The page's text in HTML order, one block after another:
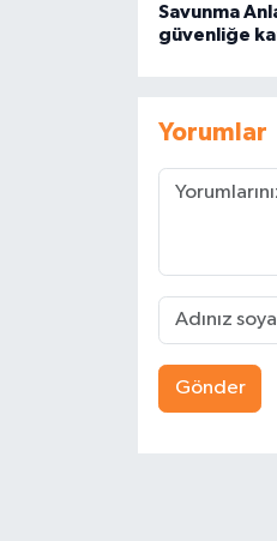
Savunma
güvenliğe
Yorumlar
Gönder